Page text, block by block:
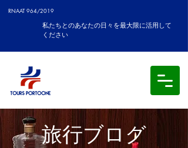
RNAAT 964/2019
私たちとのあなたの日々を最大限に活用して
ください
旅行ブログ